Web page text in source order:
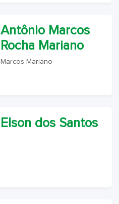
Antônio Marcos
Rocha Mariano
Marcos Mariano
Elson dos Santos